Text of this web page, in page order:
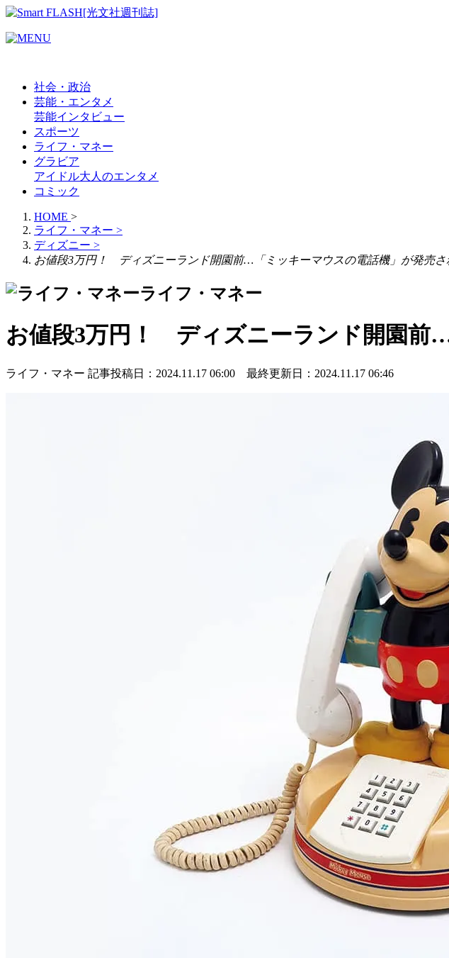
社会・政治
芸能・エンタメ
芸能インタビュー
スポーツ
ライフ・マネー
グラビア
アイドル大人のエンタメ
コミック
HOME >
ライフ・マネー >
ディズニー >
お値段3万円！ ディズニーランド開園前…「ミッキーマウスの電話機」が発売さ
ライフ・マネー
お値段3万円！ ディズニーランド開園前
ライフ・マネー 記事投稿日：2024.11.17 06:00 最終更新日：2024.11.17 06:46